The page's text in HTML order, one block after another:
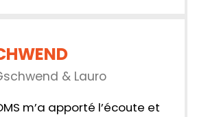
& Lauro
m’a apporté l’écoute et